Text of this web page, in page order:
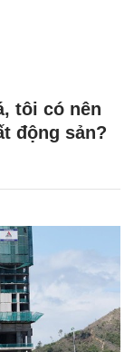
tôi có nên
động sản?